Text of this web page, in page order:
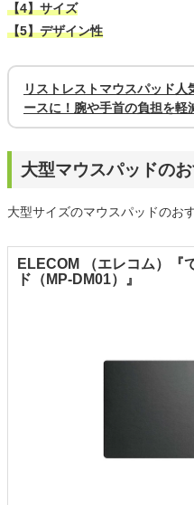
【4】サイズ
【5】デザイン性
リストレストマウスパッド
ースに！腕や手首の負担を軽
大型マウスパッドの
大型サイズのマウスパッドのお
ELECOM （エレコム）『
ド（MP-DM01）』